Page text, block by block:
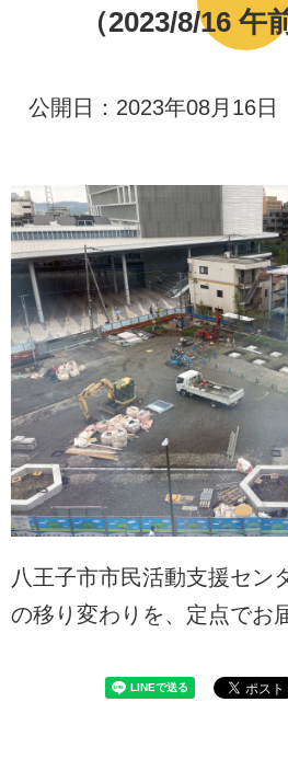
（2023/8/16 午
公開日：2023年08月16
八王子市市民活動支援セン
の移り変わりを、定点でお